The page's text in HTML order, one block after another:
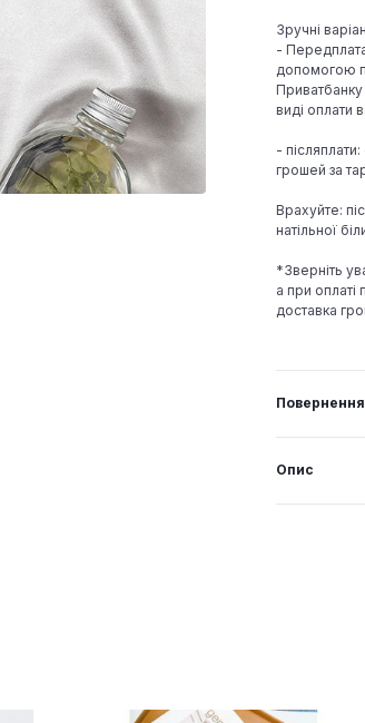
Зручні
-
допомогою
виді оплати
-
грошей за
Врахуйте:
натільної
*Зверніть
а при оплаті
доставка
Повернення
Опис